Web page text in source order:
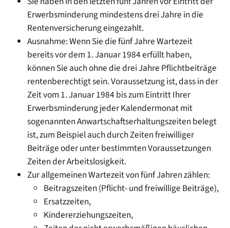
Erwerbsminderung mindestens drei Jahre in die
Rentenversicherung eingezahlt.
Ausnahme: Wenn Sie die fünf Jahre Wartezeit
bereits vor dem 1. Januar 1984 erfüllt haben,
können Sie auch ohne die drei Jahre Pflichtbeiträge
rentenberechtigt sein. Voraussetzung ist, dass in der
Zeit vom 1. Januar 1984 bis zum Eintritt Ihrer
Erwerbsminderung jeder Kalendermonat mit
sogenannten Anwartschaftserhaltungszeiten belegt
ist, zum Beispiel auch durch Zeiten freiwilliger
Beiträge oder unter bestimmten Voraussetzungen
Zeiten der Arbeitslosigkeit.
Zur allgemeinen Wartezeit von fünf Jahren zählen:
Beitragszeiten (Pflicht- und freiwillige Beiträge),
Ersatzzeiten,
Kindererziehungszeiten,